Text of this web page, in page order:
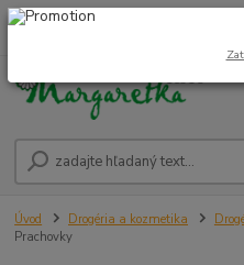
0948 236 042
Úvod Drogéria a kozmetika
Prachovky